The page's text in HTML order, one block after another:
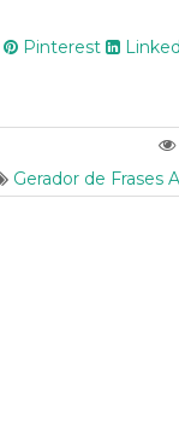
Pinterest
Gerador de Frases